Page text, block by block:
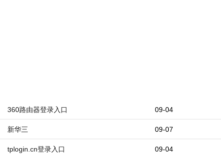
09-04
360路由器登录入口
09-07
新华三
09-04
tplogin.cn登录入口